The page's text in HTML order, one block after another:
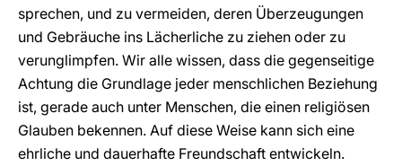
sprechen, und zu vermeiden, deren Überzeugungen
und Gebräuche ins Lächerliche zu ziehen oder zu
verunglimpfen. Wir alle wissen, dass die gegenseitige
Achtung die Grundlage jeder menschlichen Beziehung
ist, gerade auch unter Menschen, die einen religiösen
Glauben bekennen. Auf diese Weise kann sich eine
ehrliche und dauerhafte Freundschaft entwickeln.